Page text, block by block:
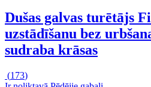
Dušas galvas turētājs
uzstādīšanu bez
sudraba krāsas
(173)